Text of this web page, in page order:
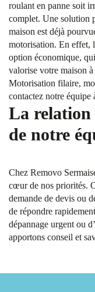
roulant en panne soit
complet. Une solution
maison est déjà
motorisation. En effet,
option économique,
valorise votre maison
Motorisation filaire,
contactez notre équipe
La
de notre
Chez Removo
cœur de nos priorités.
demande de devis ou
de répondre
dépannage urgent ou
apportons conseil et